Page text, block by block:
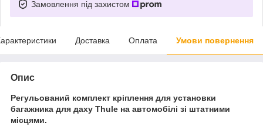
Замовлення під захистом
Доставка Оплата Умови повернення
Опис
Регульований комплект кріплення для установки
багажника для даху Thule на автомобілі зі штатними
місцями.